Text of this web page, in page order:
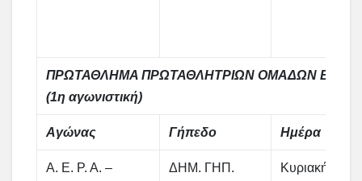
ΠΡΩΤΑΘΛΗΜΑ ΠΡΩΤΑΘΛΗΤΡΙΩΝ ΟΜΑΔΩΝ ΕΠΣ
(1η αγωνιστική)
Αγώνας Γήπεδο Ημέρα
Α. Ε. Ρ. Α. –
ΔΗΜ. ΓΗΠ.
Κυριακή